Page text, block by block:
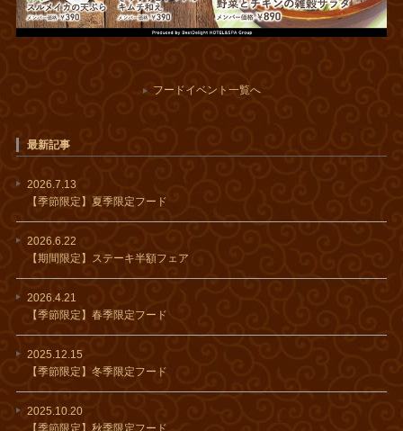
フードイベント一覧へ
最新記事
2026.7.13
【季節限定】夏季限定フード
2026.6.22
【期間限定】ステーキ半額フェア
2026.4.21
【季節限定】春季限定フード
2025.12.15
【季節限定】冬季限定フード
2025.10.20
【季節限定】秋季限定フード